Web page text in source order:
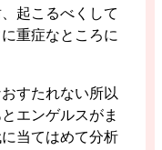
起こるべくして
重症なところに
すたれない所以
エンゲルスがま
当てはめて分析